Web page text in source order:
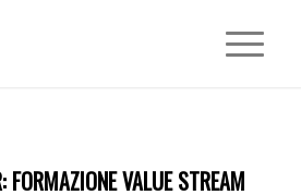
FORMAZIONE VALUE STREAM